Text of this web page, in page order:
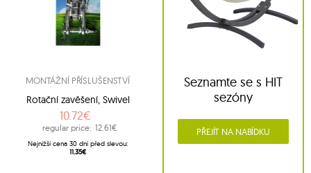
MONTÁŽNÍ PŘÍSLUŠENSTVÍ
Rotační zavěšení, Swivel
10.72€
regular price: 12.61€
Nejnižší cena 30 dní před slevou:
11.35€
Seznamte se s HIT
sezóny
PŘEJÍT NA NABÍDKU